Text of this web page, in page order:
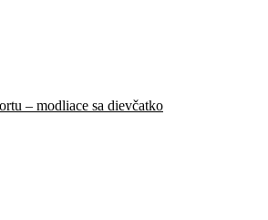
– modliace sa dievčatko